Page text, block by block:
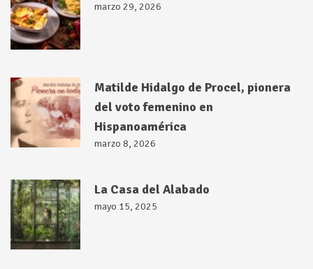
marzo 29, 2026
Matilde Hidalgo de Procel, pionera
del voto femenino en
Hispanoamérica
marzo 8, 2026
La Casa del Alabado
mayo 15, 2025